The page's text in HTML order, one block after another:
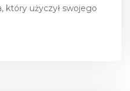
który użyczył swojego